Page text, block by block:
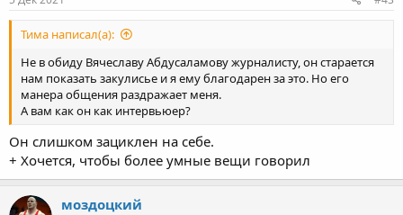
Тима написал(а):
Не в обиду Вячеславу Абдусаламову журналисту, он старается
нам показать закулисье и я ему благодарен за это. Но его
манера общения раздражает меня.
А вам как он как интервьюер?
Он слишком зациклен на себе.
+ Хочется, чтобы более умные вещи говорил
моздоцкий